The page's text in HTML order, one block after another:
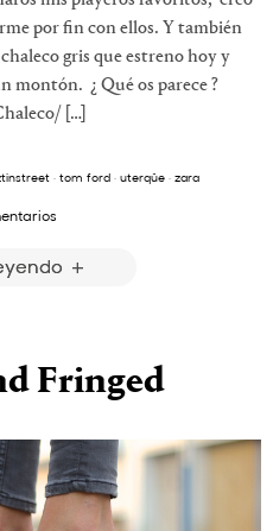
por fin con ellos. Y también
gris que estreno hoy y
montón. ¿ Qué os parece ?
[…]
· tom ford· uterqüe· zara
Fringed